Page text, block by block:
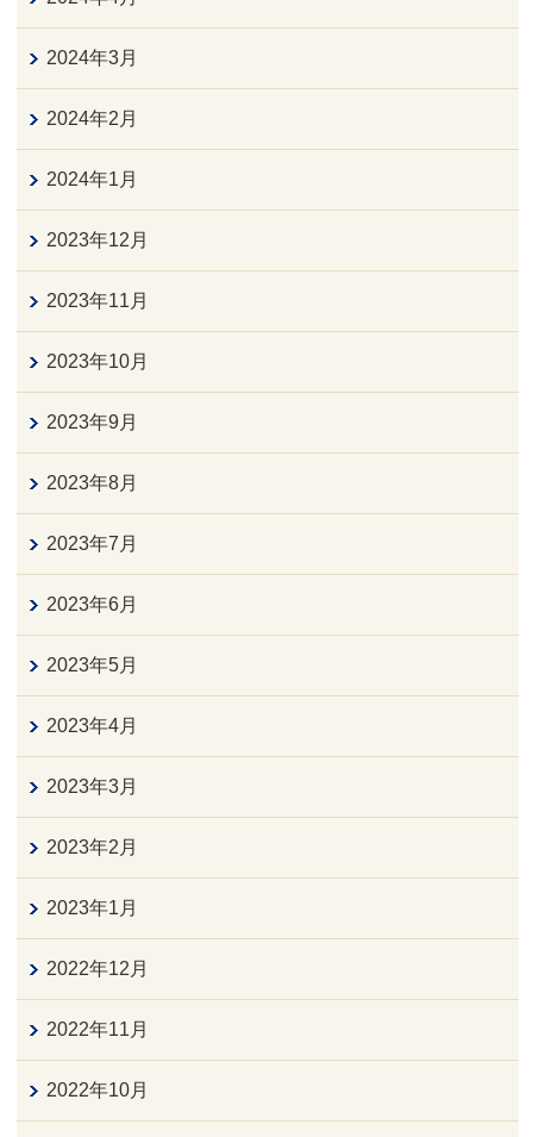
2024年3月
2024年2月
2024年1月
2023年12月
2023年11月
2023年10月
2023年9月
2023年8月
2023年7月
2023年6月
2023年5月
2023年4月
2023年3月
2023年2月
2023年1月
2022年12月
2022年11月
2022年10月